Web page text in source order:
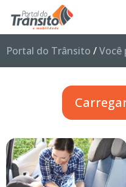
Portal do Trânsito /Você